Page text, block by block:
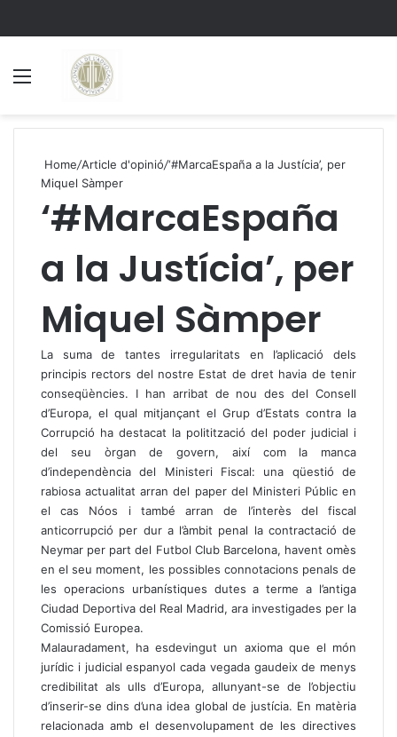
Home/Article d'opinió/‘#MarcaEspaña a la Justícia’, per
Miquel Sàmper
‘#MarcaEspaña
a la Justícia’, per
Miquel Sàmper
La suma de tantes irregularitats en l’aplicació dels
principis rectors del nostre Estat de dret havia de tenir
conseqüències. I han arribat de nou des del Consell
d’Europa, el qual mitjançant el Grup d’Estats contra la
Corrupció ha destacat la politització del poder judicial i
del seu òrgan de govern, així com la manca
d’independència del Ministeri Fiscal: una qüestió de
rabiosa actualitat arran del paper del Ministeri Públic en
el cas Nóos i també arran de l’interès del fiscal
anticorrupció per dur a l’àmbit penal la contractació de
Neymar per part del Futbol Club Barcelona, havent omès
en el seu moment, les possibles connotacions penals de
les operacions urbanístiques dutes a terme a l’antiga
Ciudad Deportiva del Real Madrid, ara investigades per la
Comissió Europea.
Malauradament, ha esdevingut un axioma que el món
jurídic i judicial espanyol cada vegada gaudeix de menys
credibilitat als ulls d’Europa, allunyant-se de l’objectiu
d’inserir-se dins d’una idea global de justícia. En matèria
relacionada amb el desenvolupament de les directives